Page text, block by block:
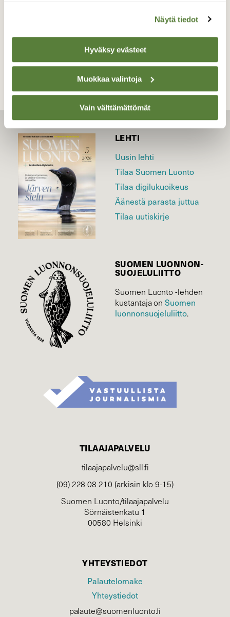
Näytä tiedot
Hyväksy evästeet
Muokkaa valintoja
Vain välttämättömät
LEHTI
Uusin lehti
Tilaa Suomen Luonto
Tilaa digilukuoikeus
Äänestä parasta juttua
Tilaa uutiskirje
SUOMEN LUONNON­
SUOJELU­LIITTO
Suomen Luonto -lehden
kustantaja onSuomen
luonnonsuojelu­liitto.
TILAAJAPALVELU
tilaajapalvelu@sll.fi
(09) 228 08 210 (arkisin klo 9-15)
Suomen Luonto/tilaajapalvelu
Sörnäistenkatu 1
00580 Helsinki
YHTEYSTIEDOT
Palautelomake
Yhteystiedot
palaute@suomenluonto.fi